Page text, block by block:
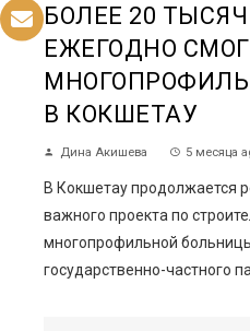
БОЛЕЕ 20
ЕЖЕГОДНО
В КОКШЕТАУ
Дина Акишева 5 месяца
В Кокшетау продолжается
важного проекта по
многопрофильной
государственно-частного